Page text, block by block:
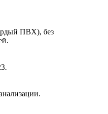
ПВХ), без